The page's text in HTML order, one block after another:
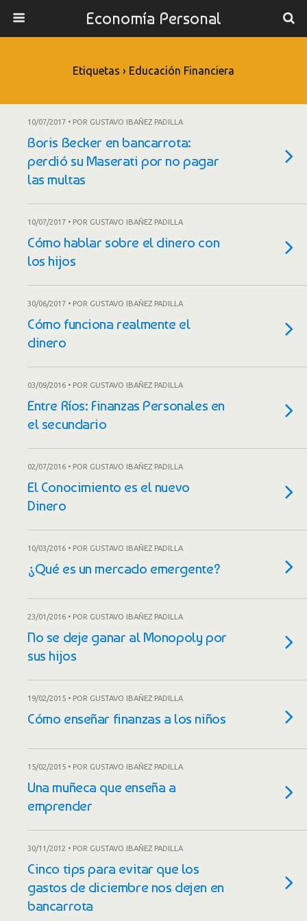
Economía Personal
Etiquetas › Educación Financiera
10/07/2017 • POR GUSTAVO IBAÑEZ PADILLA
Boris Becker en bancarrota:
perdió su Maserati por no pagar
las multas
10/07/2017 • POR GUSTAVO IBAÑEZ PADILLA
Cómo hablar sobre el dinero con
los hijos
30/06/2017 • POR GUSTAVO IBAÑEZ PADILLA
Cómo funciona realmente el
dinero
03/09/2016 • POR GUSTAVO IBAÑEZ PADILLA
Entre Ríos: Finanzas Personales en
el secundario
02/07/2016 • POR GUSTAVO IBAÑEZ PADILLA
El Conocimiento es el nuevo
Dinero
10/03/2016 • POR GUSTAVO IBAÑEZ PADILLA
¿Qué es un mercado emergente?
23/01/2016 • POR GUSTAVO IBAÑEZ PADILLA
No se deje ganar al Monopoly por
sus hijos
19/02/2015 • POR GUSTAVO IBAÑEZ PADILLA
Cómo enseñar finanzas a los niños
15/02/2015 • POR GUSTAVO IBAÑEZ PADILLA
Una muñeca que enseña a
emprender
30/11/2012 • POR GUSTAVO IBAÑEZ PADILLA
Cinco tips para evitar que los
gastos de diciembre nos dejen en
bancarrota